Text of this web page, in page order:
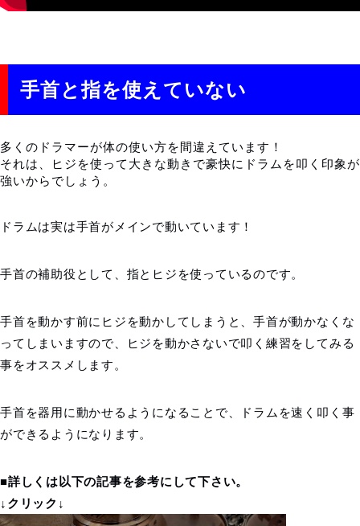
手首と指を使えていない
多くのドラマーが体の使い方を間違えています！
それは、ヒジを使って大きな動きで豪快にドラムを叩く印象が
強いからでしょう。
ドラムは実は手首がメインで動いています！
手首の補助役として、指とヒジを使っているのです。
手首を動かす前にヒジを動かしてしまうと、手首が動かなくな
ってしまいますので、ヒジを動かさないで叩く練習をしてみる
事をオススメします。
手首を器用に動かせるようになることで、ドラムを速く叩く事
ができるようになります。
■詳しくは以下の記事を参考にして下さい。
↓クリック↓